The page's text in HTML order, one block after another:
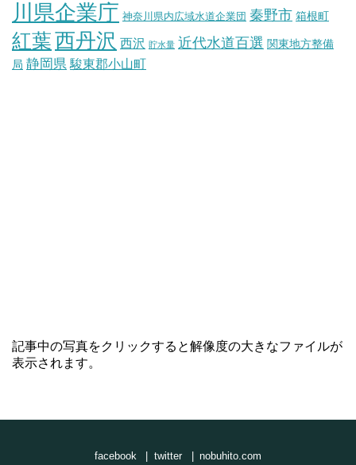
川県企業庁 神奈川県内広域水道企業団 秦野市 箱根町
紅葉西丹沢 西沢 貯水量 近代水道百選 関東地方整備
局 静岡県 駿東郡小山町
記事中の写真をクリックすると解像度の大きなファイルが
表示されます。
facebook twitter nobuhito.com